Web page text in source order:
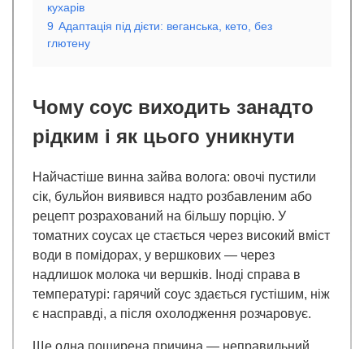
кухарів
9 Адаптація під дієти: веганська, кето, без
глютену
Чому соус виходить занадто
рідким і як цього уникнути
Найчастіше винна зайва волога: овочі пустили
сік, бульйон виявився надто розбавленим або
рецепт розрахований на більшу порцію. У
томатних соусах це стається через високий вміст
води в помідорах, у вершкових — через
надлишок молока чи вершків. Іноді справа в
температурі: гарячий соус здається густішим, ніж
є насправді, а після охолодження розчаровує.
Ще одна поширена причина — неправильний